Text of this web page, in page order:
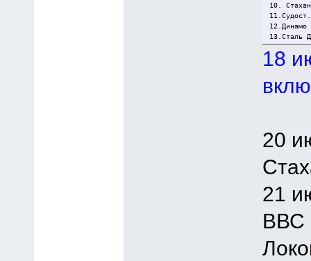
10.
13.Сталь
18
20
21
ВВС